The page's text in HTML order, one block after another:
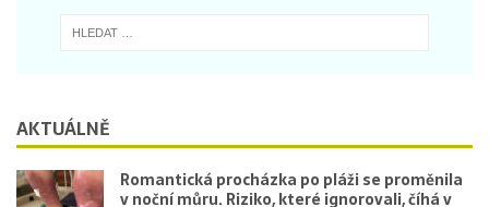
AKTUÁLNĚ
Romantická procházka po pláži se proměnila
v noční můru. Riziko, které ignorovali, číhá v